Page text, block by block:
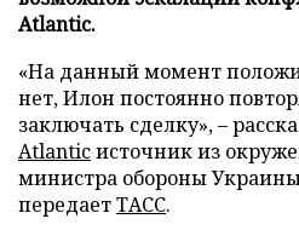
Atlantic.
«На данный момент
нет, Илон постоянно
заключать сделку», –
Atlanticисточник из
министра обороны
передаетТАСС.